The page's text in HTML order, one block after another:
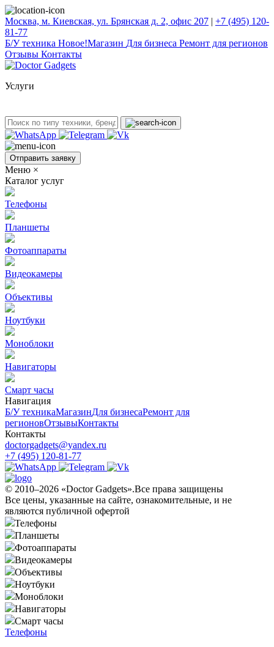
Москва, м. Киевская, ул. Брянская д. 2, офис 207 | +7 (495) 120-
81-77
Б/У техникa Новое!Магазин Для бизнеса Ремонт для регионов
Отзывы Контакты
Услуги
Отправить заявку
Меню ×
Каталог услуг
Телефоны
Планшеты
Фотоаппараты
Видеокамеры
Объективы
Ноутбуки
Моноблоки
Навигаторы
Смарт часы
Навигация
Б/У техникaМагазинДля бизнесаРемонт для
регионовОтзывыКонтакты
Контакты
doctorgadgets@yandex.ru
+7 (495) 120-81-77
© 2010–2026 «Doctor Gadgets».Все права защищены
Все цены, указанные на сайте, ознакомительные, и не
являются публичной офертой
Телефоны
Планшеты
Фотоаппараты
Видеокамеры
Объективы
Ноутбуки
Моноблоки
Навигаторы
Смарт часы
Телефоны